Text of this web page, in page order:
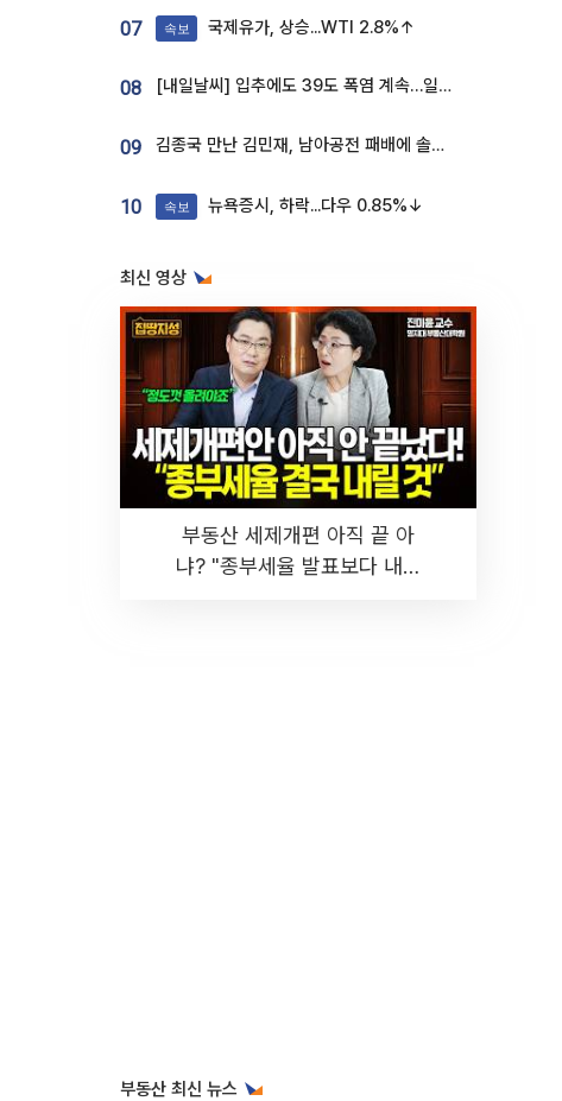
07 속보 국제유가, 상승...WTI 2.8%↑
08 [내일날씨] 입추에도 39도 폭염 계속…일부 지역 소나기
09 김종국 만난 김민재, 남아공전 패배에 솔직한 속내⋯"선수들도 못하긴 했다"
10 속보 뉴욕증시, 하락...다우 0.85%↓
최신 영상
부동산 세제개편 아직 끝 아
냐? "종부세율 발표보다 내릴
부동산 최신 뉴스